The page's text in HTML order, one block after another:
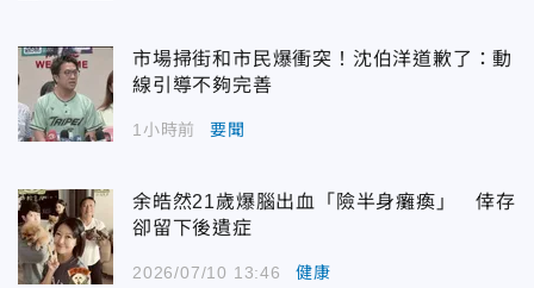
市場掃街和市民爆衝突！沈伯洋道歉了：動
線引導不夠完善
1小時前 要聞
余皓然21歲爆腦出血「險半身癱瘓」 倖存
卻留下後遺症
2026/07/10 13:46 健康